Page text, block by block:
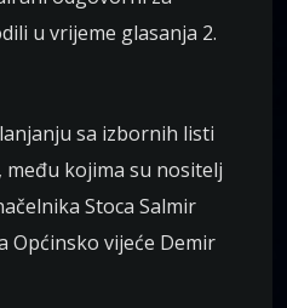
u vrijeme glasanja 2.
sa izbornih listi
kojima su nositelj
Stoca Salmir
Općinsko vijeće Demir